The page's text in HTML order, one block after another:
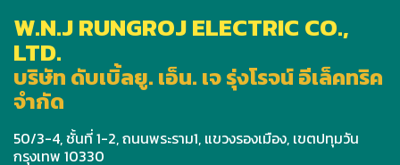
W.N.J RUNGROJ ELECTRIC CO.,
LTD.
บริษัท ดับเบิ้ลยู. เอ็น. เจ รุ่งโรจน์ อีเล็คทริค
จำกัด
50/3-4, ชั้นที่ 1-2, ถนนพระราม1, แขวงรองเมือง, เขตปทุมวัน
กรุงเทพ 10330